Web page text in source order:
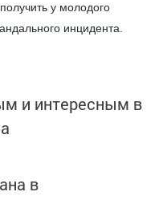
у молодого
инцидента.
и интересным в
в